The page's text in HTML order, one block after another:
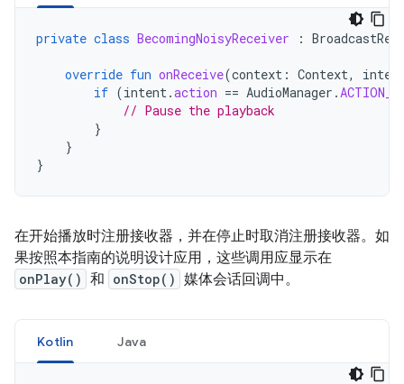
private class BecomingNoisyReceiver :
override fun onReceive(context : Context,
if (intent.action == AudioManager .
// Pause the playback
}
}
}
在开始播放时注册接收器，并在停止时取消注册接收器。如
果按照本指南的说明设计应用，这些调用应显示在
onPlay() 和 onStop() 媒体会话回调中。
Kotlin Java